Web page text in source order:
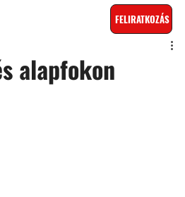
FELIRATKOZÁS
alapfokon